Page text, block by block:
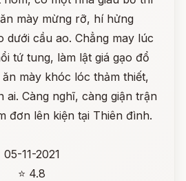
mày mừng rỡ, hí hửng
dưới cầu ao. Chẳng may lúc
tứ tung, làm lật giá gạo đổ
mày khóc lóc thảm thiết,
ai. Càng nghĩ, càng giận trận
đơn lên kiện tại Thiên đình.
05-11-2021
⭐ 4.8